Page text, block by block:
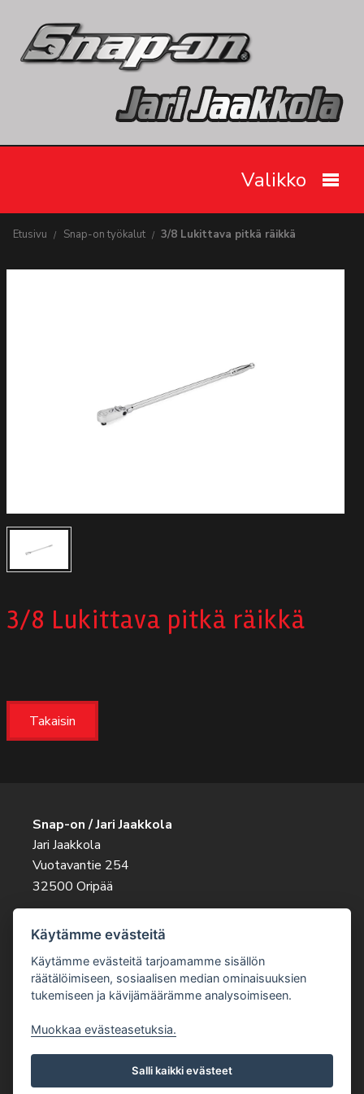
Valikko
Autodata
Yhteystiedot
Etusivu Snap-on työkalut 3/8 Lukittava pitkä räikkä
3/8 Lukittava pitkä räikkä
Takaisin
Snap-on / Jari Jaakkola
Jari Jaakkola
Vuotavantie 254
32500 Oripää
045 263 9343
jari.jaakkola@snapon.fi
Käytämme evästeitä
Käytämme evästeitä tarjoamamme sisällön
räätälöimiseen, sosiaalisen median ominaisuuksien
tukemiseen ja kävijämäärämme analysoimiseen.
Muokkaa evästeasetuksia.
Salli kaikki evästeet